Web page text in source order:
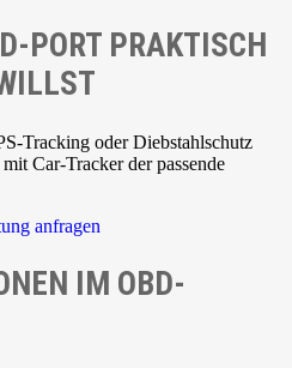
PORT PRAKTISCH
Tracking oder Diebstahlschutz
Car-Tracker der passende
anfragen
IM OBD-